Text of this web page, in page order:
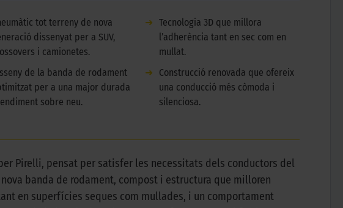
tot terreny de nova
dissenyat per a SUV,
i camionetes.
➜ Tecnologia 3D que millora
l’adherència tant en sec com en
mullat.
de la banda de rodament
per a una major durada
sobre neu.
➜
Construcció renovada que ofereix
una conducció més còmoda i
silenciosa.
Pirelli, pensat per satisfer les necessitats dels conductors del
banda de rodament, compost i estructura que milloren
en superfícies seques com mullades, i un comportament